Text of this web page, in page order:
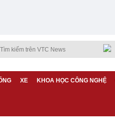
XE KHOA HỌC CÔNG NGHỆ